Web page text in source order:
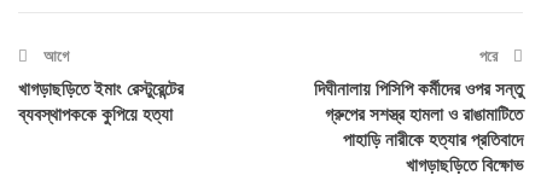
আগে
খাগড়াছড়িতে ইমাং রেস্টুরেন্টের
ব্যবস্থাপককে কুপিয়ে হত্যা
পরে
দিঘীনালায় পিসিপি কর্মীদের ওপর সন্তু
গ্রুপের সশস্ত্র হামলা ও রাঙামাটিতে
পাহাড়ি নারীকে হত্যার প্রতিবাদে
খাগড়াছড়িতে বিক্ষোভ